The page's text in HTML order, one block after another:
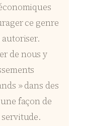
ce genre
autoriser.
de nous y
» dans des
façon de